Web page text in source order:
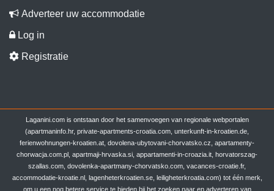
Adverteer uw accommodatie
Log in
Registratie
Laganini.com is ontstaan door het samenvoegen van regionale webportalen
(apartmaninfo.hr, private-apartments-croatia.com, unterkunft-in-kroatien.de,
ferienwohnungen-kroatien.at, dovolena-ubytovani-chorvatsko.cz, apartamenty-
chorwacja.com.pl, apartmaji-hrvaska.si, appartamenti-in-croazia.it, horvatorszag-
szallas.com, dovolenka-apartmany-chorvatsko.com, vacances-croatie.fr,
accommodatie-kroatie.nl, lagenheterkroatien.se, leiligheterkroatia.com) tot één merk,
om u een nog betere service te bieden bij het zoeken naar en adverteren van